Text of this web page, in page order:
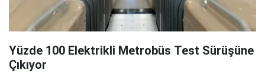
Yüzde 100 Elektrikli Metrobüs Test Sürüşüne
Çıkıyor